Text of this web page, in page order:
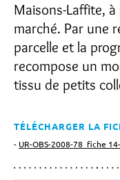
Maisons-Laffite,
marché. Par une
parcelle et la
recompose un
tissu de petits
TÉLÉCHARGER LA
- UR-OBS-2008-78_fiche